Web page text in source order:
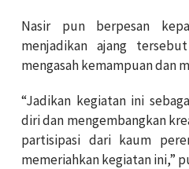
Nasir pun berpesan
menjadikan ajang
mengasah kemampuan dan
“Jadikan kegiatan ini
diri dan mengembangkan
partisipasi dari kaum
memeriahkan kegiatan ini,”